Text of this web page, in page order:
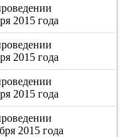
2015 года
2015 года
2015 года
2015 года